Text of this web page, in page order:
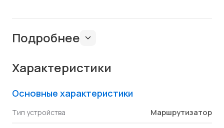
Подробнее
Характеристики
Основные характеристики
Тип устройства Маршрутизатор